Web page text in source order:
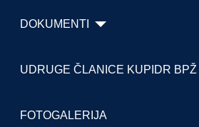
DOKUMENTI
UDRUGE ČLANICE KUPIDR BPŽ
FOTOGALERIJA